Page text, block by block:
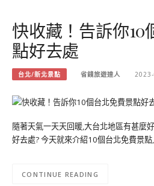
快收藏！告訴你10
點好去處
台北/新北景點 省錢旅遊達人
隨著天氣一天天回暖,大台北地區有甚麼
好去處? 今天就來介紹10個台北免費景
CONTINUE READING